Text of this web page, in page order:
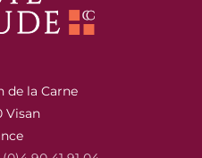
de la Carne
Visan